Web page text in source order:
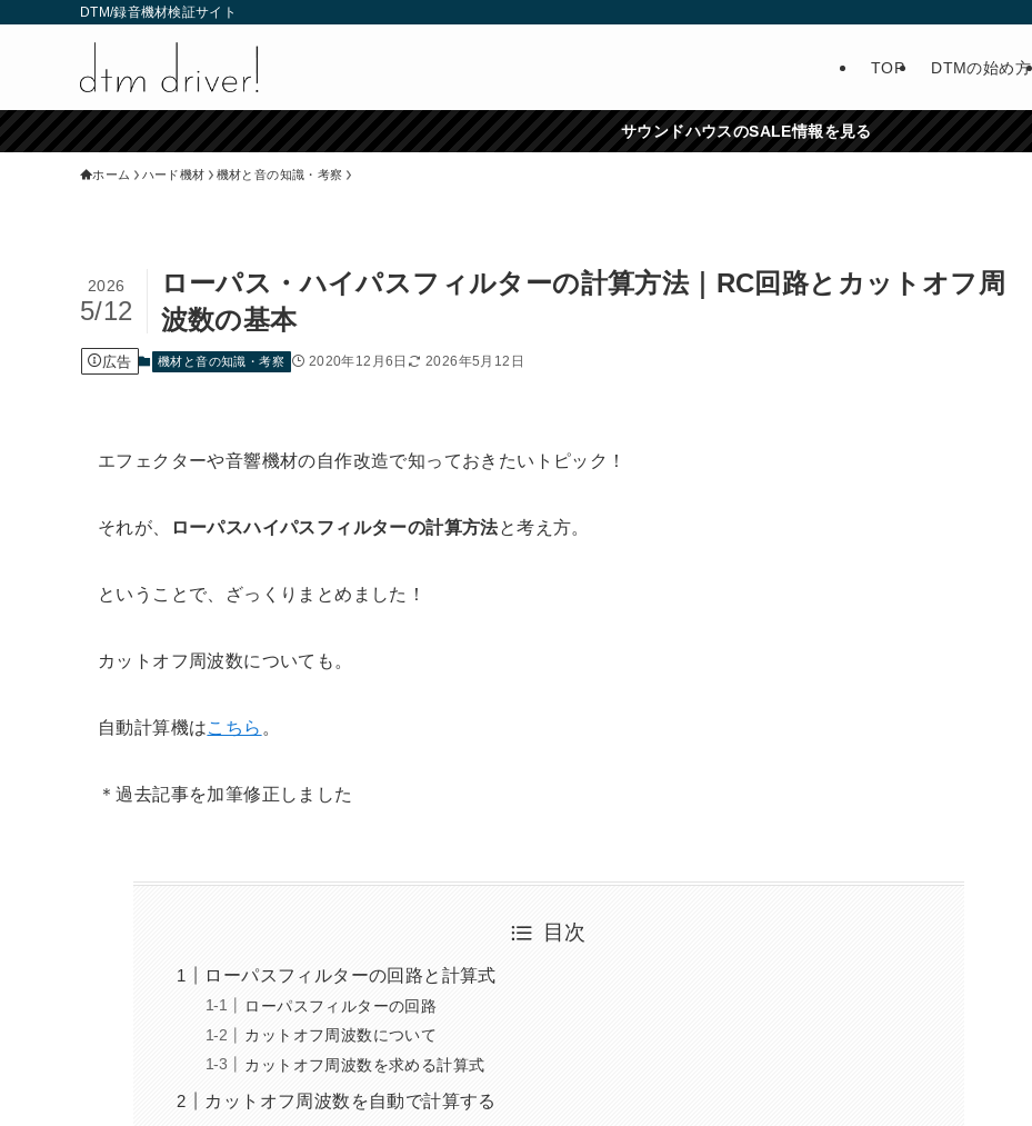
DTM/録音機材検証サイト
TOP DTMの始め方
サウンドハウスのSALE情報を見る
ホーム ハード機材 機材と音の知識・考察
ローパス・ハイパスフィルターの計算方法｜RC回路とカットオフ周
波数の基本
2026
5/12
広告 機材と音の知識・考察 2020年12月6日 2026年5月12日
エフェクターや音響機材の自作改造で知っておきたいトピック！
それが、 ローパスハイパスフィルターの計算方法と考え方。
ということで、ざっくりまとめました！
カットオフ周波数についても。
自動計算機はこちら 。
＊過去記事を加筆修正しました
目次
ローパスフィルターの回路と計算式
ローパスフィルターの回路
カットオフ周波数について
カットオフ周波数を求める計算式
カットオフ周波数を自動で計算する